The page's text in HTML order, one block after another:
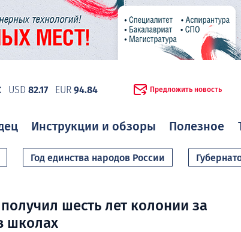
USD 82.17 EUR 94.84 Предложить новость
Инструкции и обзоры Полезное
Год единства народов России
шесть лет колонии за
школах